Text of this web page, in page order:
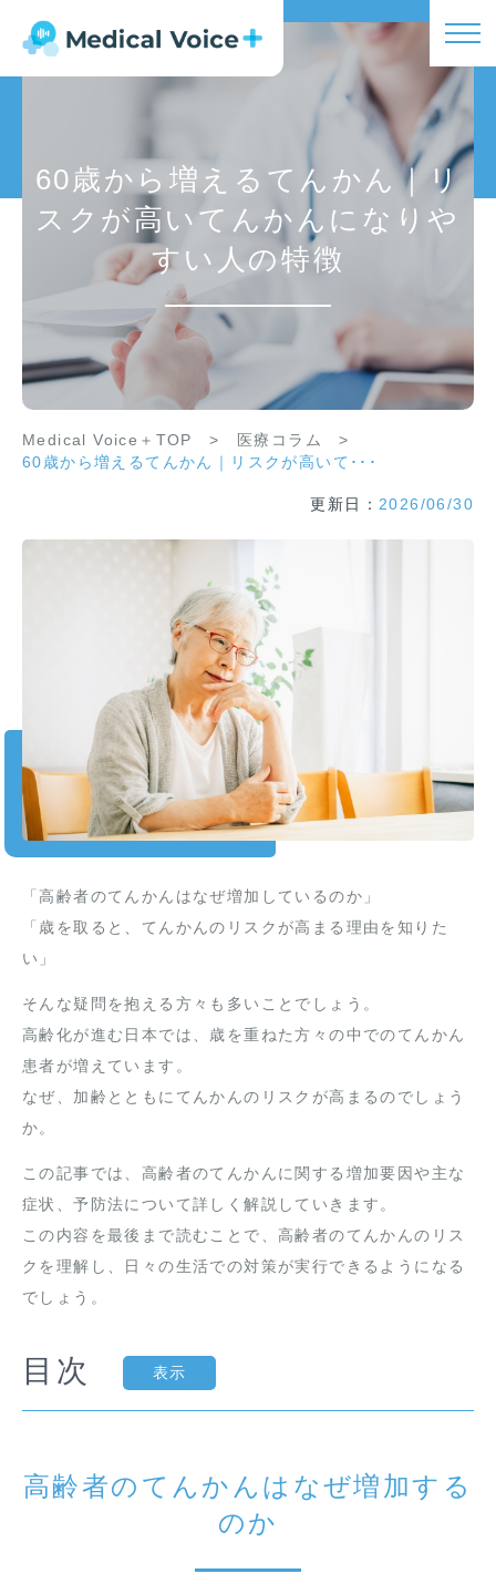
60歳から増えるてんかん｜リ
スクが高いてんかんになりや
すい人の特徴
Medical Voice＋TOP > 医療コラム
>
60歳から増えるてんかん｜リスクが高いて･･･
更新日： 2026/06/30
「高齢者のてんかんはなぜ増加しているのか」
「歳を取ると、てんかんのリスクが高まる理由を知りた
い」
そんな疑問を抱える方々も多いことでしょう。
高齢化が進む日本では、歳を重ねた方々の中でのてんかん
患者が増えています。
なぜ、加齢とともにてんかんのリスクが高まるのでしょう
か。
この記事では、高齢者のてんかんに関する増加要因や主な
症状、予防法について詳しく解説していきます。
この内容を最後まで読むことで、高齢者のてんかんのリス
クを理解し、日々の生活での対策が実行できるようになる
でしょう。
目次 表示
高齢者のてんかんはなぜ増加する
のか